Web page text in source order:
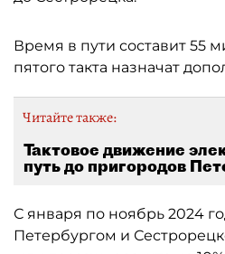
Время в пути составит 55
пятого такта назначат
Читайте также:
Тактовое движение
путь до пригородов
С января по ноябрь 2024
Петербургом и